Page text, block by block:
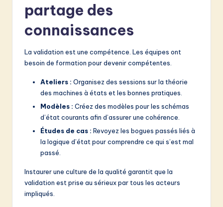
partage des
connaissances
La validation est une compétence. Les équipes ont
besoin de formation pour devenir compétentes.
Ateliers : Organisez des sessions sur la théorie
des machines à états et les bonnes pratiques.
Modèles : Créez des modèles pour les schémas
d’état courants afin d’assurer une cohérence.
Études de cas : Revoyez les bogues passés liés à
la logique d’état pour comprendre ce qui s’est mal
passé.
Instaurer une culture de la qualité garantit que la
validation est prise au sérieux par tous les acteurs
impliqués.